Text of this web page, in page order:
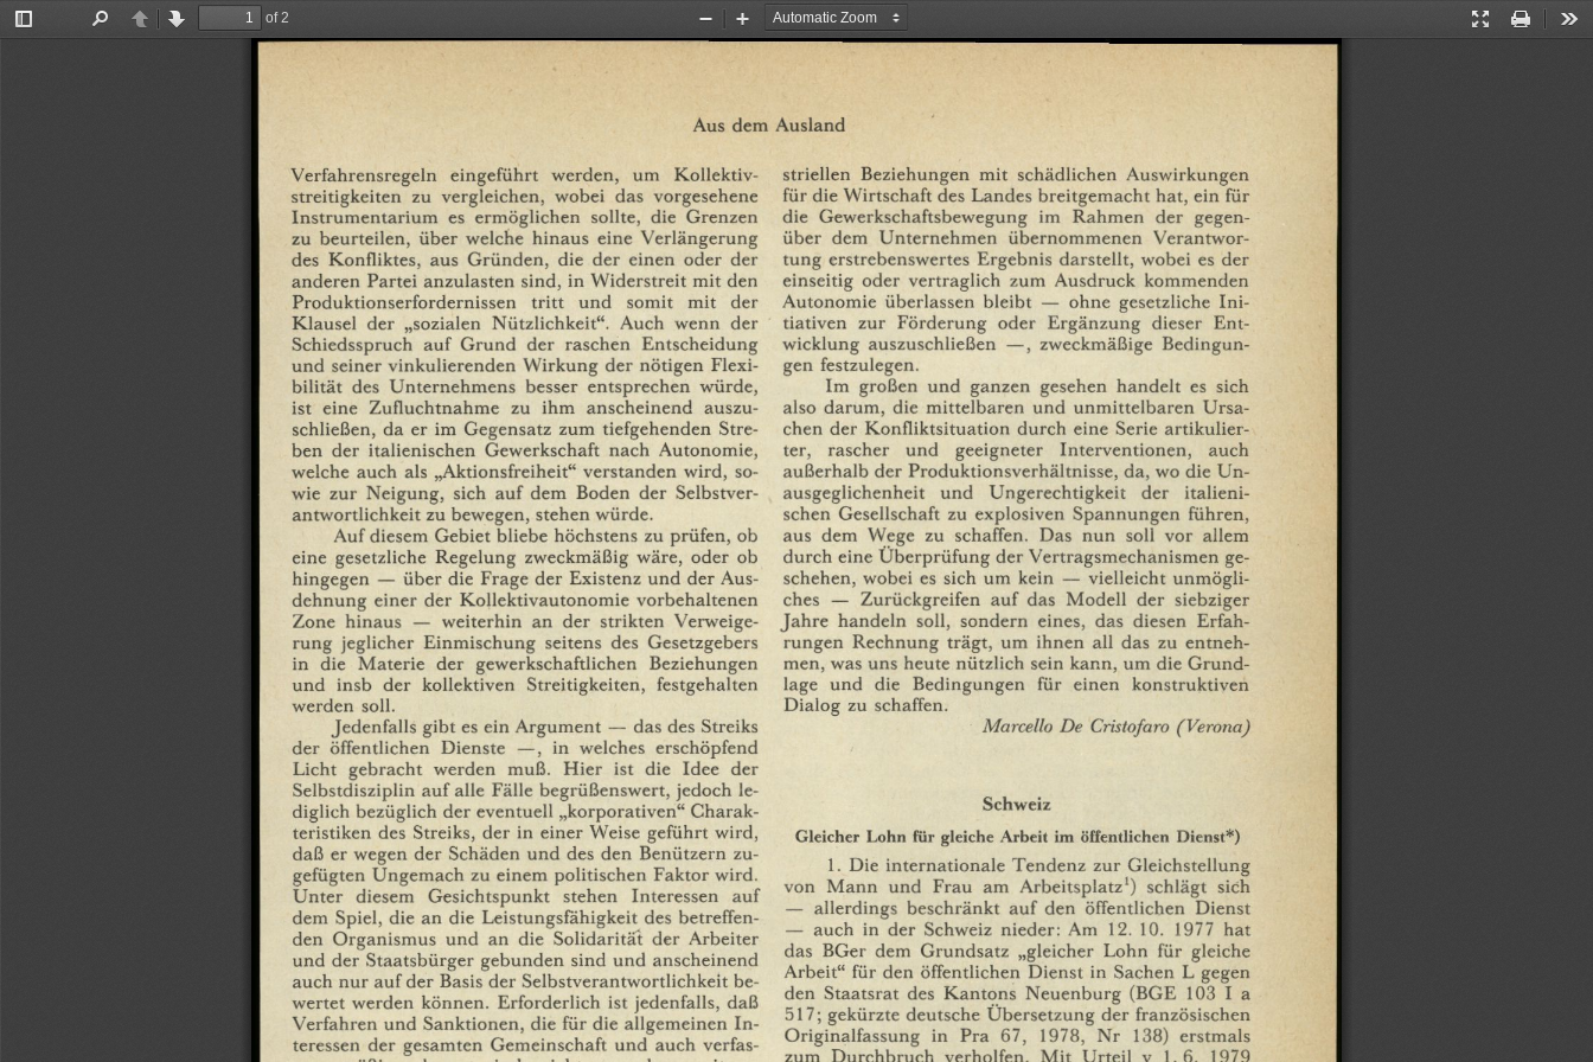
Toggle
PreviousNext
of 2
Presentation
Print
Zoom
Zoom
Aus dem Ausland
Verfahrensregeln eingeführt werden, um
Kollektiv¬
streitigkeiten zu vergleichen, wobei das vorgesehene
Instrumentarium es ermöglichen sollte, die Grenzen
zu beurteilen, über welche hinaus eine Verlängerung
des Konfliktes, aus Gründen, die der einen oder der
anderen Partei anzulasten sind, in Widerstreit mit den
Produktionserfordernissen
tritt und somit mit
der
Klausel der „sozialen Nützlichkeit". Auch wenn der
Schiedsspruch auf Grund der raschen
Entscheidung
und seiner vinkulierenden Wirkung der nötigen Flexi¬
bilität des Unternehmens besser entsprechen würde,
ist eine Zufluchtnahme zu ihm anscheinend auszu¬
schließen,
da er im Gegensatz zum tiefgehenden Stre¬
ben der italienischen Gewerkschaft nach Autonomie,
welche auch als „Aktionsfreiheit" verstanden wird, so¬
wie zur Neigung, sich auf dem Boden der Selbstver¬
antwortlichkeit zu bewegen, stehen würde.
Auf diesem Gebiet bliebe höchstens zu prüfen, ob
eine gesetzliche Regelung zweckmäßig wäre, oder ob
hingegen — über die Frage der Existenz und der Aus¬
dehnung einer der Kollektivautonomie vorbehaltenen
Zone hinaus — weiterhin an der strikten Verweige¬
rung jeglicher Einmischung seitens des Gesetzgebers
in die Materie der gewerkschaftlichen
Beziehungen
und insb der kollektiven Streitigkeiten,
festgehalten
werden soll.
Jedenfalls gibt es ein Argument — das des Streiks
der öffentlichen Dienste —, in welches erschöpfend
Licht gebracht werden muß. Hier ist die Idee der
Selbstdisziplin auf alle Fälle begrüßenswert, jedoch le¬
diglich bezüglich der eventuell „korporativen" Charak¬
teristiken des Streiks, der in einer Weise geführt wird,
daß er wegen der Schäden und des den Benützern zu¬
gefügten Ungemach zu einem politischen Faktor wird.
Unter diesem Gesichtspunkt stehen Interessen
auf
dem Spiel, die an die Leistungsfähigkeit des betreffen¬
den Organismus und an die Solidarität der Arbeiter
und der Staatsbürger gebunden sind und anscheinend
auch nur auf der Basis der Selbstverantwortlichkeit be¬
wertet werden können. Erforderlich ist jedenfalls, daß
Verfahren und Sanktionen, die für die allgemeinen In¬
teressen der gesamten Gemeinschaft und auch verfas¬
striellen Beziehungen mit schädlichen Auswirkungen
für die Wirtschaft des Landes breitgemacht hat, ein für
die Gewerkschaftsbewegung im Rahmen der gegen¬
über dem Unternehmen übernommenen Verantwor¬
tung erstrebenswertes Ergebnis darstellt, wobei es der
einseitig oder vertraglich zum Ausdruck kommenden
Autonomie überlassen bleibt — ohne gesetzliche Ini¬
tiativen zur Förderung oder Ergänzung dieser Ent¬
wicklung auszuschließen —, zweckmäßige Bedingun¬
gen festzulegen.
Im großen und ganzen gesehen handelt es sich
also darum, die mittelbaren und unmittelbaren Ursa¬
chen der Konfliktsituation durch eine Serie artikulier¬
ter,
rascher und geeigneter Interventionen,
auch
außerhalb der Produktionsverhältnisse, da, wo die Un¬
ausgeglichenheit
und Ungerechtigkeit der
italieni¬
schen Gesellschaft zu explosiven Spannungen führen,
aus dem Wege zu schaffen. Das nun soll vor allem
durch eine Uberprüfung der Vertragsmechanismen ge¬
schehen, wobei es sich um kein — vielleicht unmögli¬
ches — Zurückgreifen auf das Modell der siebziger
Jahre handeln soll, sondern eines, das diesen Erfah¬
rungen Rechnung trägt, um ihnen all das zu entneh¬
men, was uns heute nützlich sein kann, um die Grund¬
lage
und die Bedingungen für einen konstruktiven
Dialog zu schaffen.
Marcello De Cristofaro (Verona)
Schweiz
Gleicher Lohn für gleiche Arbeit im öffentlichen Dienst*)
1.
Die internationale Tendenz zur Gleichstellung
von Mann und Frau am Arbeitsplatz1) schlägt sich
— allerdings beschränkt auf den öffentlichen Dienst
— auch in der Schweiz nieder: Am 12. 10. 1977 hat
das BGer dem Grundsatz „gleicher Lohn für gleiche
Arbeit" für den öffentlichen Dienst in Sachen L gegen
den Staatsrat des Kantons Neuenburg (BGE 103 I a
517; gekürzte deutsche Ubersetzung der französischen
Originalfassung in Pra 67, 1978, Nr 138) erstmals
zum Durchbruch verholfen. Mit Urteil v 1.6. 1979